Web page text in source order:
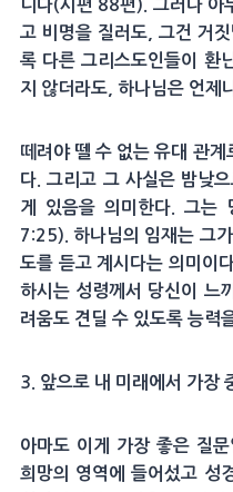
니다(시편 88편). 그러나 아
고 비명을 질러도, 그건 거
록 다른 그리스도인들이 환
지 않더라도, 하나님은 언제
떼려야 뗄 수 없는 유대 관계
다. 그리고 그 사실은 밤낮
게 있음을 의미한다. 그는
7:25). 하나님의 임재는 그
도를 듣고 계시다는 의미이
하시는 성령께서 당신이 느
려움도 견딜 수 있도록 능력
3. 앞으로 내 미래에서 가장
아마도 이게 가장 좋은 질
희망의 영역에 들어섰고 성